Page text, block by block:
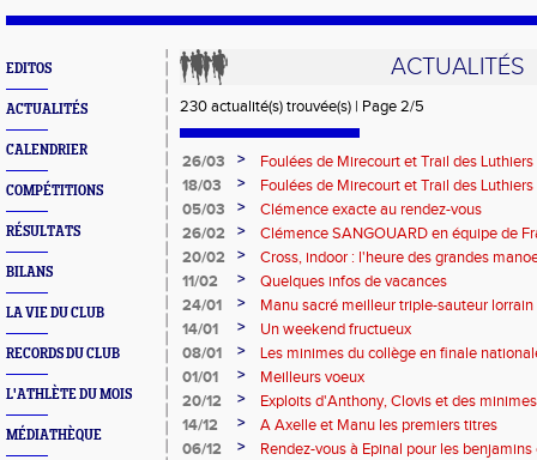
EDITOS
ACTUALITÉS
CALENDRIER
COMPÉTITIONS
RÉSULTATS
BILANS
LA VIE DU CLUB
RECORDS DU CLUB
L'ATHLÈTE DU MOIS
MÉDIATHÈQUE
ACTUALITÉS
230 actualité(s) trouvée(s) | Page 2/5
26/03 >
Foulées de Mirecourt et Trail des
18/03
>
Foulées de Mirecourt et Trail des
05/03
>
Clémence exacte au rendez-vous
26/02
>
Clémence SANGOUARD en équipe de
20/02
>
Cross, indoor : l'heure des grandes
11/02
>
Quelques infos de vacances
24/01
>
Manu sacré meilleur triple-sauteur lorrain
14/01
>
Un weekend fructueux
08/01
>
Les minimes du collège en finale
01/01
>
Meilleurs voeux
20/12
>
Exploits d'Anthony, Clovis et des
collège
14/12 >
A Axelle et Manu les premiers titres
06/12
>
Rendez-vous à Epinal pour les